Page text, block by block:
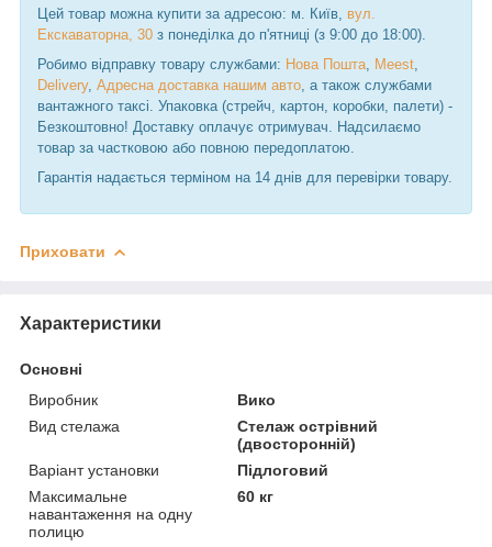
Цей товар можна купити за адресою: м. Київ, вул.
Екскаваторна, 30 з понеділка до п'ятниці (з 9:00 до 18:00).
Робимо відправку товару службами: Нова Пошта Meest
Delivery, Адресна доставка нашим авто , а також службами
вантажного таксі. Упаковка (стрейч, картон, коробки, палети) -
Безкоштовно! Доставку оплачує отримувач. Надсилаємо
товар за частковою або повною передоплатою.
Гарантія надається терміном на 14 днів для перевірки товару.
Приховати
Характеристики
Основні
Виробник
Вико
Вид стелажа
Стелаж острівний
(двосторонній)
Варіант установки
Підлоговий
Максимальне
навантаження на одну
полицю
60 кг